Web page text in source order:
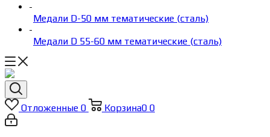
-
Медали D-50 мм тематические (сталь)
-
Медали D 55-60 мм тематические (сталь)
Отложенные 0 Корзина0 0